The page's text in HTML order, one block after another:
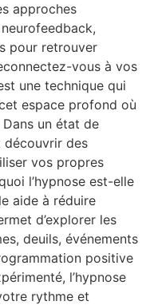
approches
pour retrouver
vous à vos
une technique qui
espace profond où
un état de
découvrir des
vos propres
l’hypnose est-elle
aide à réduire
d’explorer les
deuils, événements
positive
l’hypnose
rythme et